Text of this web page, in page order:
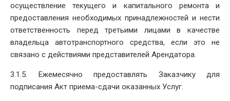
осуществление текущего и капитального ремонта и
предоставления необходимых принадлежностей и нести
ответственность перед третьими лицами в качестве
владельца автотранспортного средства, если это не
связано с действиями представителей Арендатора.
3.1.5. Ежемесячно предоставлять Заказчику для
подписания Акт приема-сдачи оказанных Услуг.